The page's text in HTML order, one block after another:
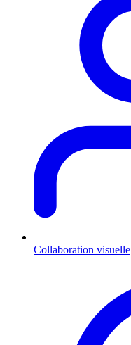
Collaboration visuelle